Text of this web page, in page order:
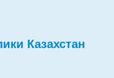
Казахстан